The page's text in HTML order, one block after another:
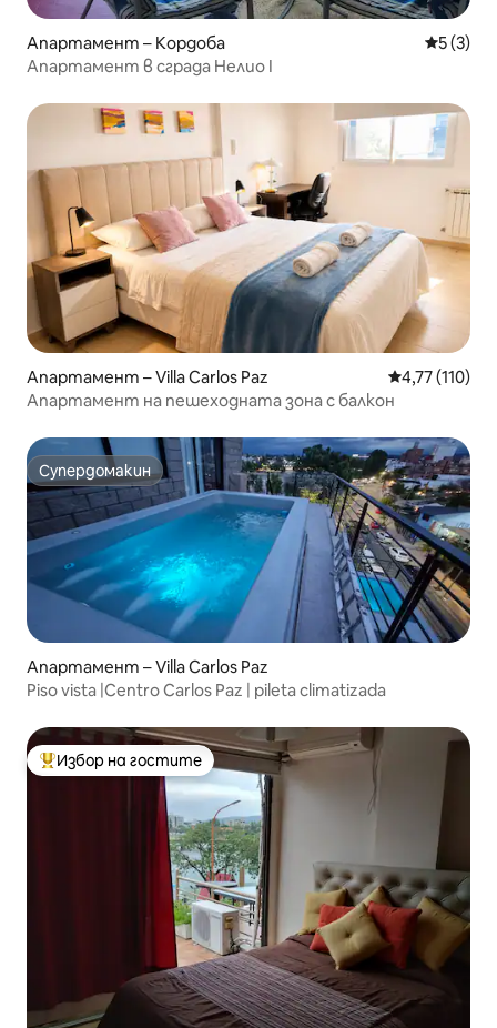
Апартамент – Кордоба Средна
5 (3)
Апартамент в сграда Нелио I
Апартамент – Villa Carlos Paz Средна
4,77 (110)
Апартамент на пешеходната зона с балкон
Супердомакин
Супердомакин
Апартамент – Villa Carlos Paz
Piso vista |Centro Carlos Paz | pileta climatizada
Най-популярен избор на гостите
Избор на гостите